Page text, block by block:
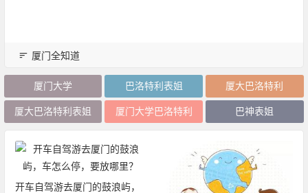
厦门全知道
厦门大学 巴洛特利表姐 厦大巴洛特利
厦大巴洛特利表姐 厦门大学巴洛特利 巴神表姐
开车自驾游去厦门的鼓浪屿，